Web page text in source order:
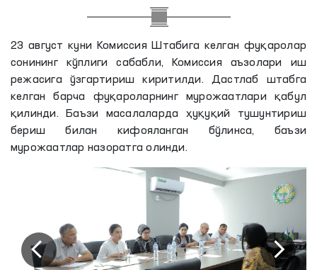
23 август куни Комиссия Штабига келган фуқаролар
сонининг кўплиги сабабли, Комиссия аъзолари иш
режасига ўзгартириш киритилди. Дастлаб штабга
келган барча фуқароларнинг мурожаатлари қабул
қилинди. Баъзи масалаларда ҳуқуқий тушунтириш
бериш билан кифояланган бўлинса, баъзи
мурожаатлар назоратга олинди.